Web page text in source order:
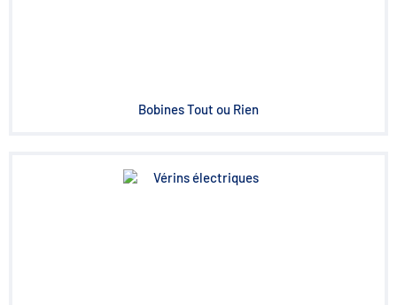
Bobines Tout ou Rien